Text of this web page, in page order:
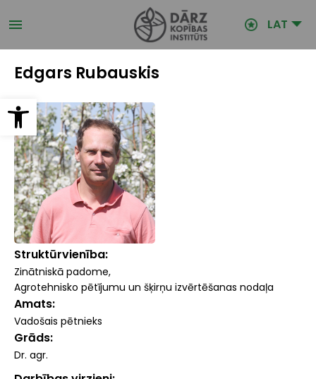
Open toolbar
uz
galveno LAT
Edgars Rubauskis
Struktūrvienība
Zinātniskā padome
Agrotehnisko pētījumu un šķirņu izvērtēšanas nodaļa
Amats
Vadošais pētnieks
Grāds
Dr. agr.